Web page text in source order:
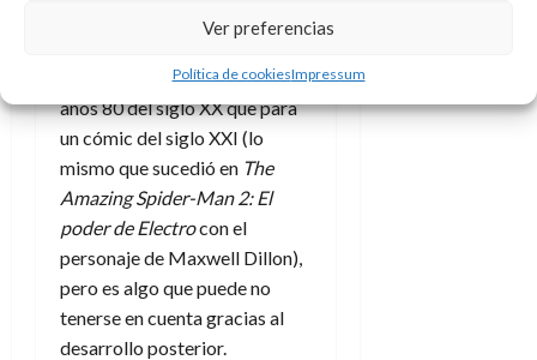
Ver preferencias
Política de cookiesImpressum
todo sea un poco añejo en su
para alguna película de los
años 80 del siglo XX que para
un cómic del siglo XXI (lo
mismo que sucedió en The
Amazing Spider-Man 2: El
poder de Electrocon el
personaje de Maxwell Dillon),
pero es algo que puede no
tenerse en cuenta gracias al
desarrollo posterior.